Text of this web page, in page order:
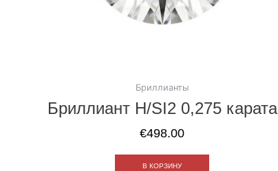
Бриллианты
Бриллиант H/SI2 0,275 карата
€498.00
В КОРЗИНУ